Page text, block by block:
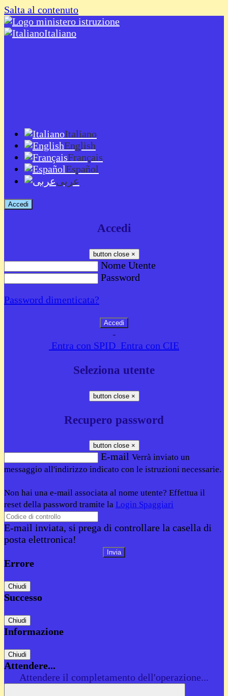
Salta al contenuto
Italiano
Italiano
English
Français
Español
عربى
Accedi
Accedi
button close ×
Nome Utente
Password
Password dimenticata?
-
Entra con SPID Entra con CIE
Seleziona utente
button close ×
Recupero password
button close ×
E-mail Verrà inviato un
messaggio all'indirizzo indicato con le istruzioni necessarie.
Non hai una e-mail associata al nome utente? Effettua il
reset della password tramite la Login Spaggiari
E-mail inviata, si prega di controllare la casella di
posta elettronica!
Errore
Chiudi
Successo
Chiudi
Informazione
Chiudi
Attendere...
Attendere il completamento dell'operazione...